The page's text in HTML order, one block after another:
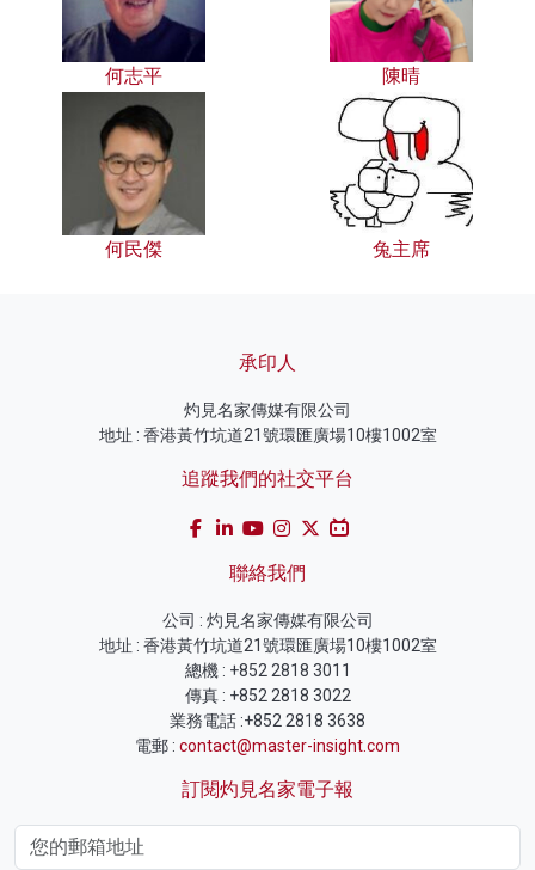
何志平 陳晴
何民傑 兔主席
承印人
灼見名家傳媒有限公司
地址 : 香港黃竹坑道21號環匯廣場10樓1002室
追蹤我們的社交平台
聯絡我們
公司 : 灼見名家傳媒有限公司
地址 : 香港黃竹坑道21號環匯廣場10樓1002室
總機 : +852 2818 3011
傳真 : +852 2818 3022
業務電話 :+852 2818 3638
電郵 : contact@master-insight.com
訂閱灼見名家電子報